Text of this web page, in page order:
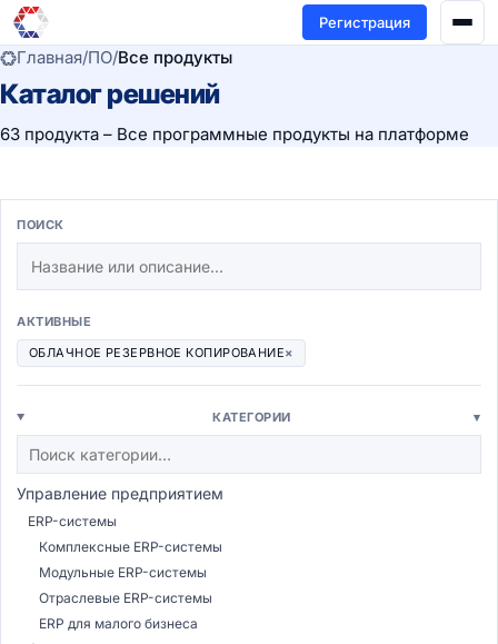
Регистрация
Главная/ПО/Все продукты
Каталог решений
63 продукта – Все программные продукты на платформе
ПОИСК
АКТИВНЫЕ
ОБЛАЧНОЕ РЕЗЕРВНОЕ КОПИРОВАНИЕ×
КАТЕГОРИИ ▾
Управление предприятием
ERP-системы
Комплексные ERP-системы
Модульные ERP-системы
Отраслевые ERP-системы
ERP для малого бизнеса